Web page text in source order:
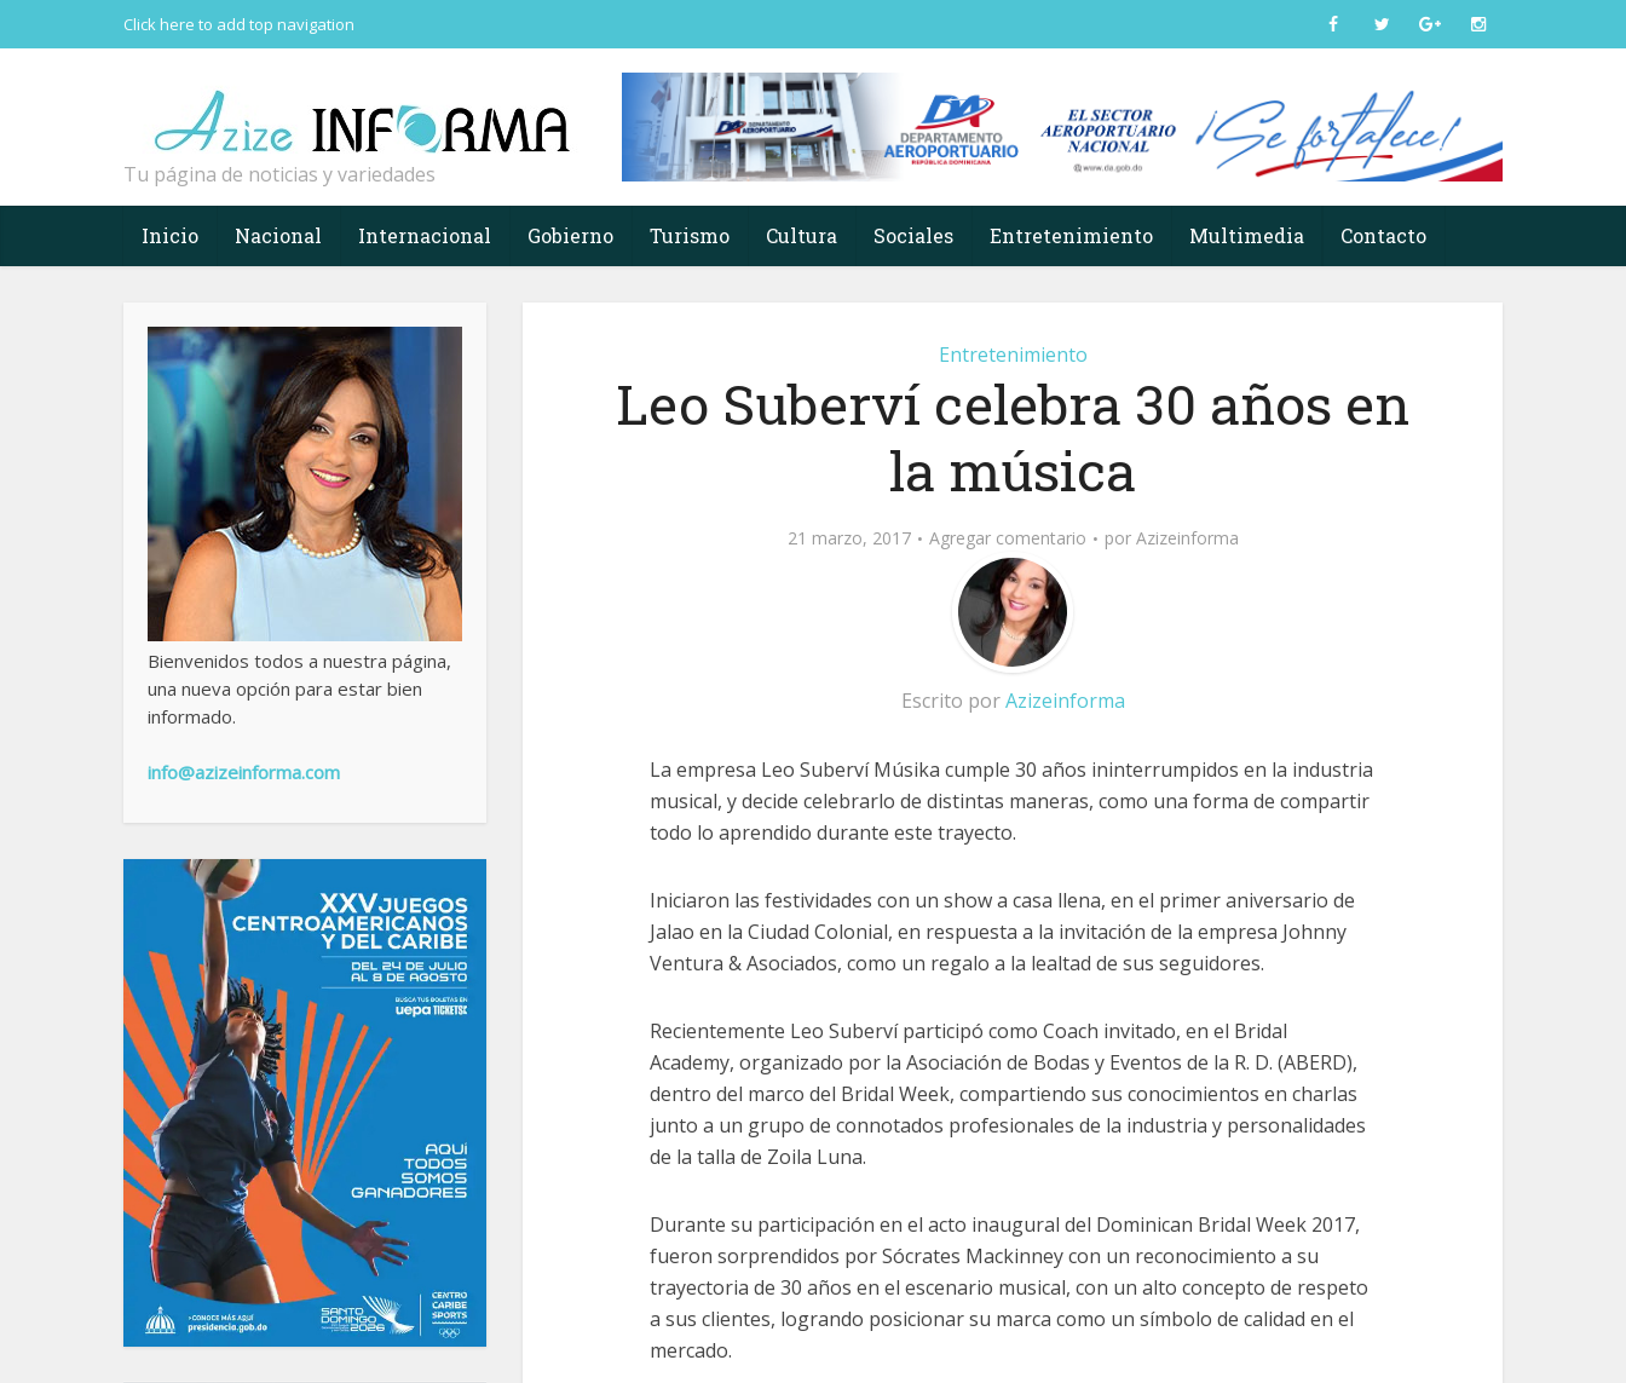
Click here to add top navigation
Tu página de noticias y variedades
Inicio Nacional Internacional Gobierno Turismo Cultura Sociales Entretenimiento Multimedia Contacto
Bienvenidos todos a nuestra página,
una nueva opción para estar bien
informado.
info@azizeinforma.com
Entretenimiento
Leo Suberví celebra 30 años en
la música
21 marzo, 2017 Agregar comentario por Azizeinforma
Escrito porAzizeinforma
La empresa Leo Suberví Músika cumple 30 años ininterrumpidos en la industria
musical, y decide celebrarlo de distintas maneras, como una forma de compartir
todo lo aprendido durante este trayecto.
Iniciaron las festividades con un show a casa llena, en el primer aniversario de
Jalao en la Ciudad Colonial, en respuesta a la invitación de la empresa Johnny
Ventura & Asociados, como un regalo a la lealtad de sus seguidores.
Recientemente Leo Suberví participó como Coach invitado, en el Bridal
Academy, organizado por la Asociación de Bodas y Eventos de la R. D. (ABERD),
dentro del marco del Bridal Week, compartiendo sus conocimientos en charlas
junto a un grupo de connotados profesionales de la industria y personalidades
de la talla de Zoila Luna.
Durante su participación en el acto inaugural del Dominican Bridal Week 2017,
fueron sorprendidos por Sócrates Mackinney con un reconocimiento a su
trayectoria de 30 años en el escenario musical, con un alto concepto de respeto
a sus clientes, logrando posicionar su marca como un símbolo de calidad en el
mercado.